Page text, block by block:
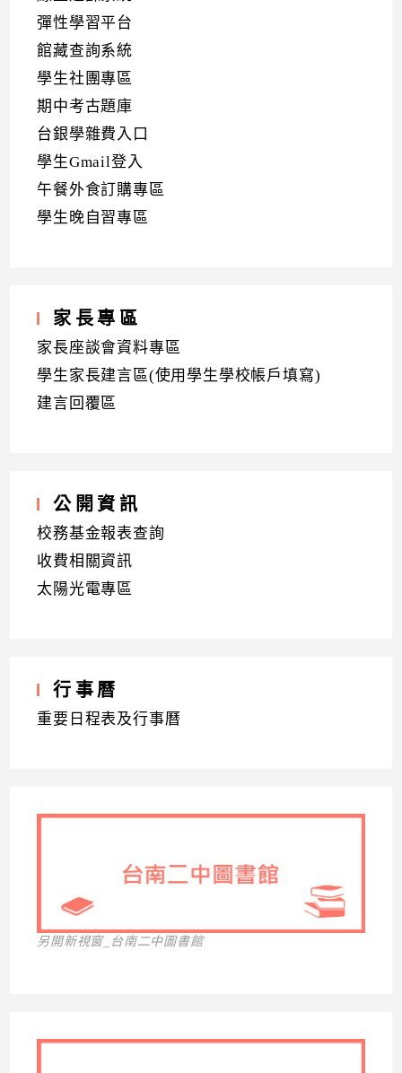
彈性學習平台
館藏查詢系統
學生社團專區
期中考古題庫
台銀學雜費入口
學生Gmail登入
午餐外食訂購專區
學生晚自習專區
家長專區
家長座談會資料專區
學生家長建言區(使用學生學校帳戶填寫)
建言回覆區
公開資訊
校務基金報表查詢
收費相關資訊
太陽光電專區
行事曆
重要日程表及行事曆
另開新視窗_台南二中圖書館